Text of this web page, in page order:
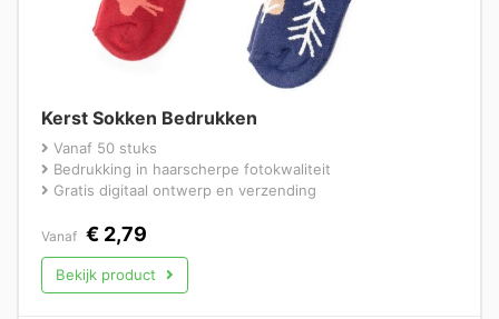
Kerst Sokken Bedrukken
Vanaf 50 stuks
Bedrukking in haarscherpe fotokwaliteit
Gratis digitaal ontwerp en verzending
Vanaf € 2,79
Bekijk product